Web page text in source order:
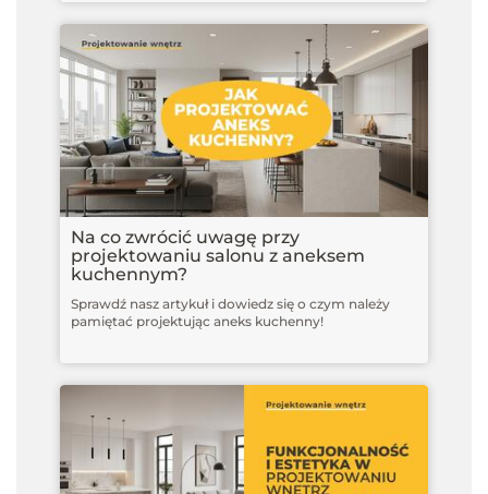
Na co zwrócić uwagę przy
projektowaniu salonu z aneksem
kuchennym?
Sprawdź nasz artykuł i dowiedz się o czym należy
pamiętać projektując aneks kuchenny!